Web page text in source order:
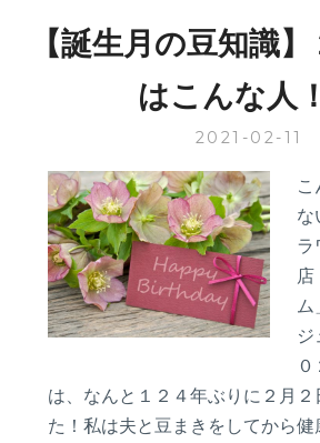
ご
方
お
う
ち
デ
ー
ト
編
【誕生月の豆知識
はこんな人
2021-02-11
な
ラ
店
ム
ジ
は、なんと１２４年ぶりに２月２
た！私は夫と豆まきをしてから健